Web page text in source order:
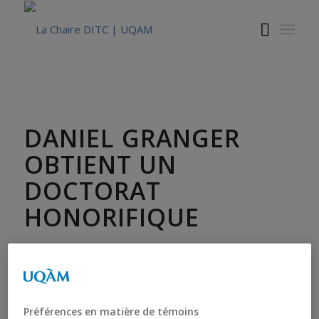
DANIEL GRANGER
OBTIENT UN
DOCTORAT
HONORIFIQUE
Granger, sur la recommandation de la Faculté des
sciences humaines, pour son engagement
Préférences en matière de témoins